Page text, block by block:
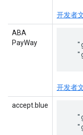
开发者
ABA
PayWay
开发者
accept.blue